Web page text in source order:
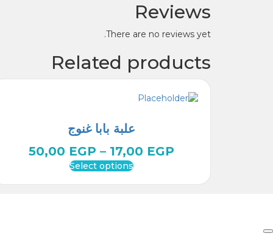
Reviews
There are no reviews yet.
Related products
علبة بابا غنوج
17,00 EGP
–
50,00 EGP
Select options